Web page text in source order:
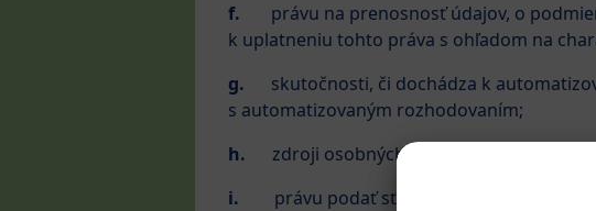
f. právu na prenosnosť údajov, o
k uplatneniu tohto práva s ohľadom na
g. skutočnosti, či dochádza k
s automatizovaným rozhodovaním;
h. zdroji osobných údajov, a prípadne o
i. právu podať sťažnosť u dozorného